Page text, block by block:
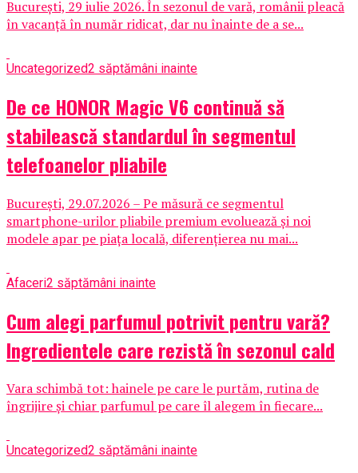
București, 29 iulie 2026. În sezonul de vară, românii pleacă
în vacanță în număr ridicat, dar nu înainte de a se...
Uncategorized2 săptămâni inainte
De ce HONOR Magic V6 continuă să
stabilească standardul în segmentul
telefoanelor pliabile
București, 29.07.2026 – Pe măsură ce segmentul
smartphone-urilor pliabile premium evoluează și noi
modele apar pe piața locală, diferențierea nu mai...
Afaceri2 săptămâni inainte
Cum alegi parfumul potrivit pentru vară?
Ingredientele care rezistă în sezonul cald
Vara schimbă tot: hainele pe care le purtăm, rutina de
îngrijire și chiar parfumul pe care îl alegem în fiecare...
Uncategorized2 săptămâni inainte